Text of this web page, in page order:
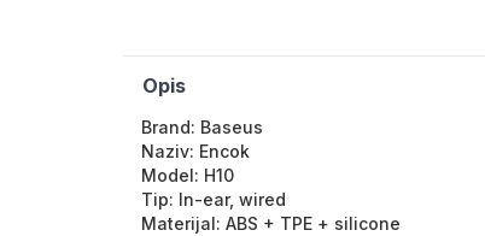
Opis
Brand: Baseus
Naziv: Encok
Model: H10
Tip: In-ear, wired
Materijal: ABS + TPE + silicone